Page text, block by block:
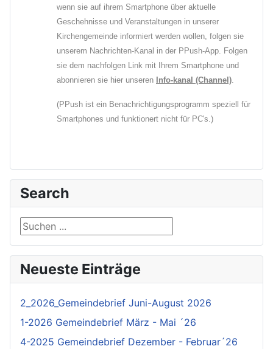
wenn sie auf ihrem Smartphone über aktuelle
Geschehnisse und Veranstaltungen in unserer
Kirchengemeinde informiert werden wollen, folgen sie
unserem Nachrichten-Kanal in der PPush-App. Folgen
sie dem nachfolgen Link mit Ihrem Smartphone und
abonnieren sie hier unseren Info-kanal (Channel).
(PPush ist ein Benachrichtigungsprogramm speziell für
Smartphones und funktionert nicht für PC's.)
Search
Suchen ...
Neueste Einträge
2_2026_Gemeindebrief Juni-August 2026
1-2026 Gemeindebrief März - Mai ´26
4-2025 Gemeindebrief Dezember - Februar´26